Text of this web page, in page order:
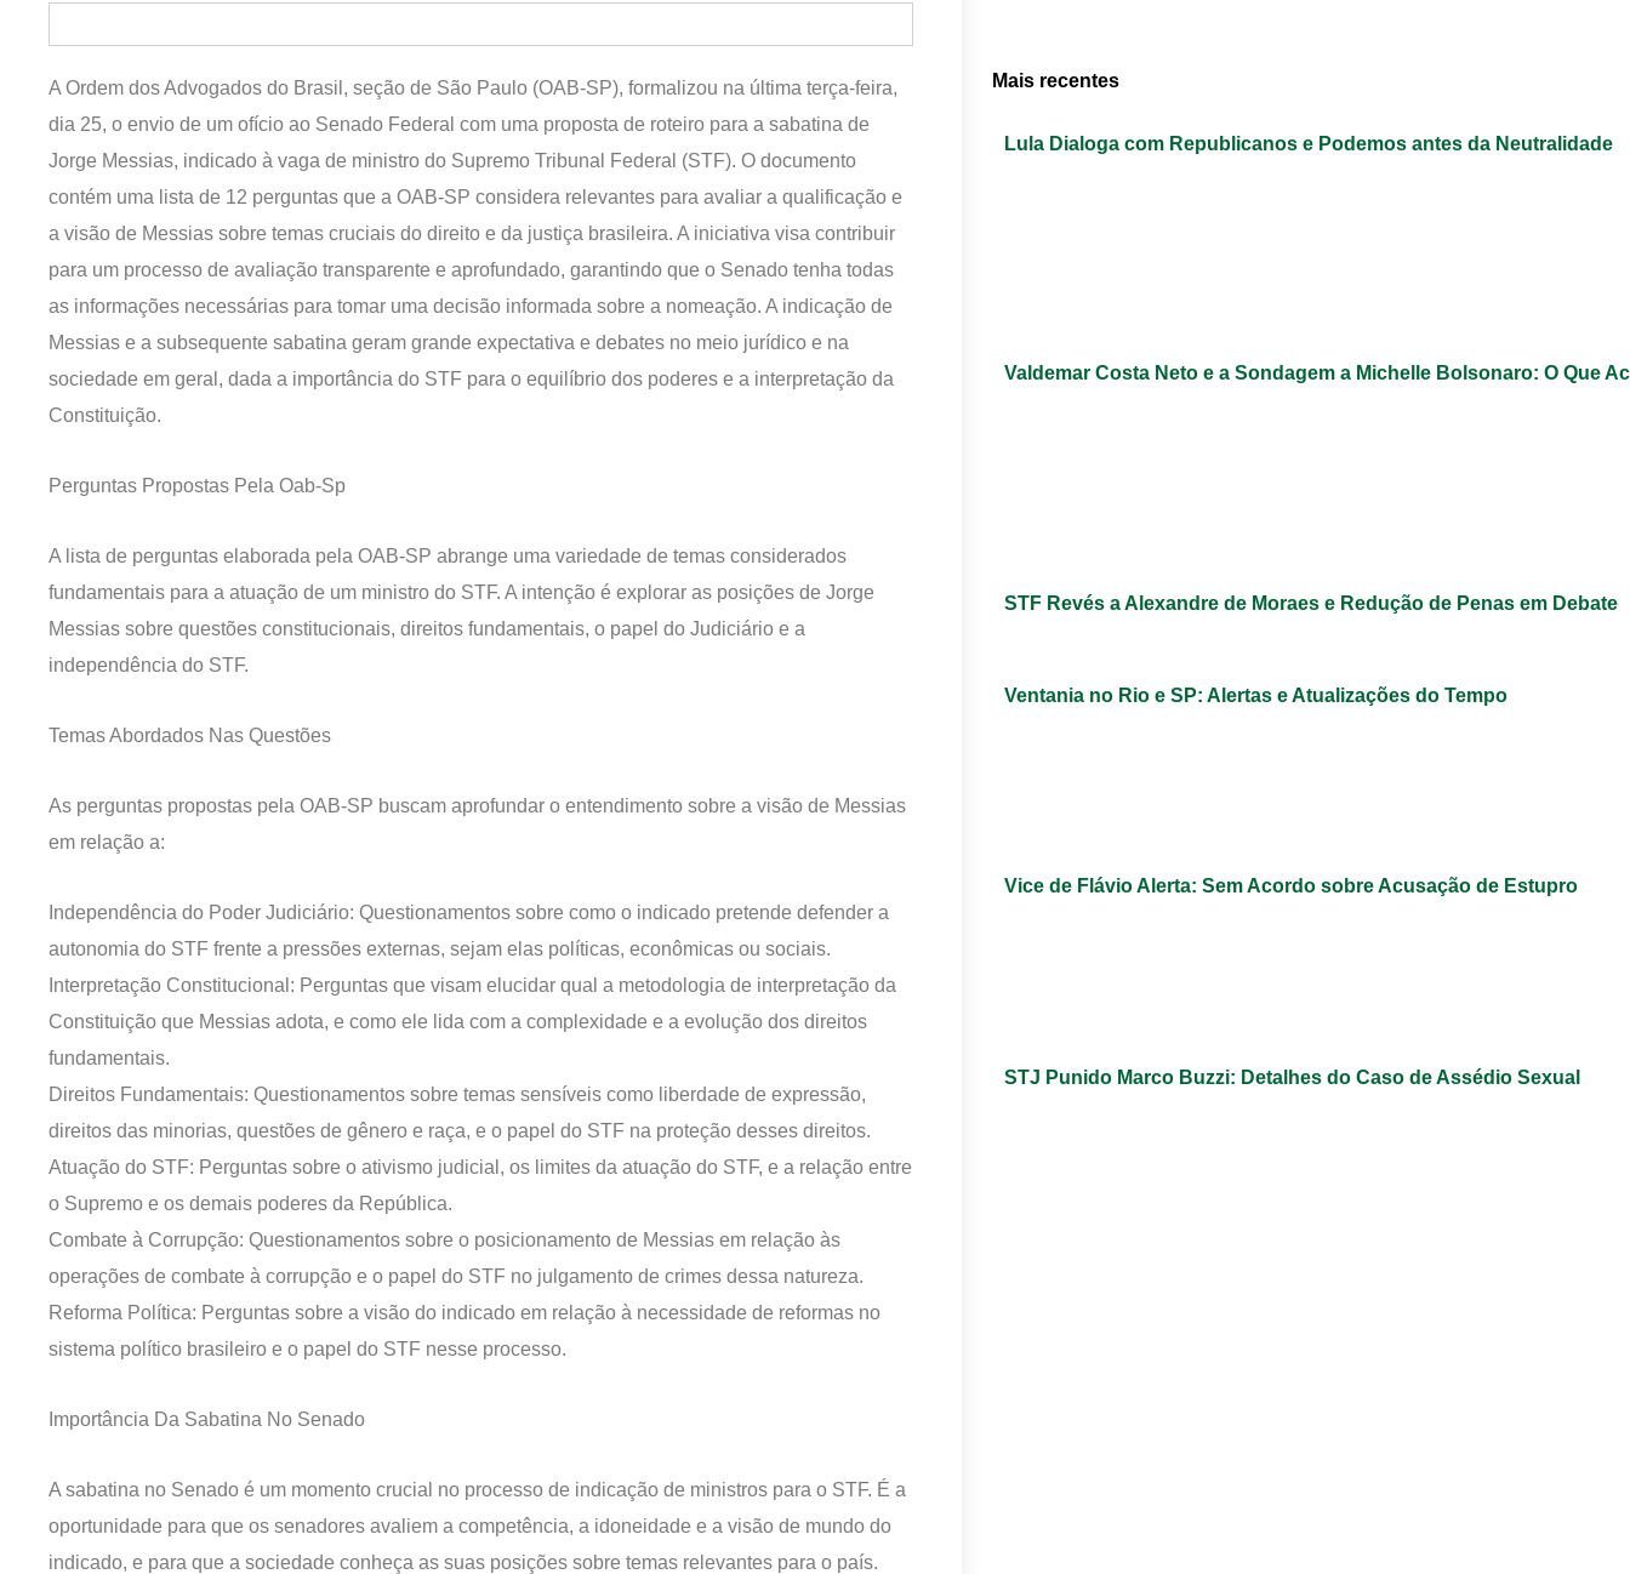
A Ordem dos Advogados do Brasil, seção de São Paulo (OAB-SP), formalizou na última terça-feira,
dia 25, o envio de um ofício ao Senado Federal com uma proposta de roteiro para a sabatina de
Jorge Messias, indicado à vaga de ministro do Supremo Tribunal Federal (STF). O documento
contém uma lista de 12 perguntas que a OAB-SP considera relevantes para avaliar a qualificação e
a visão de Messias sobre temas cruciais do direito e da justiça brasileira. A iniciativa visa contribuir
para um processo de avaliação transparente e aprofundado, garantindo que o Senado tenha todas
as informações necessárias para tomar uma decisão informada sobre a nomeação. A indicação de
Messias e a subsequente sabatina geram grande expectativa e debates no meio jurídico e na
sociedade em geral, dada a importância do STF para o equilíbrio dos poderes e a interpretação da
Constituição.
Perguntas Propostas Pela Oab-Sp
A lista de perguntas elaborada pela OAB-SP abrange uma variedade de temas considerados
fundamentais para a atuação de um ministro do STF. A intenção é explorar as posições de Jorge
Messias sobre questões constitucionais, direitos fundamentais, o papel do Judiciário e a
independência do STF.
Temas Abordados Nas Questões
As perguntas propostas pela OAB-SP buscam aprofundar o entendimento sobre a visão de Messias
em relação a:
Independência do Poder Judiciário: Questionamentos sobre como o indicado pretende defender a
autonomia do STF frente a pressões externas, sejam elas políticas, econômicas ou sociais.
Interpretação Constitucional: Perguntas que visam elucidar qual a metodologia de interpretação da
Constituição que Messias adota, e como ele lida com a complexidade e a evolução dos direitos
fundamentais.
Direitos Fundamentais: Questionamentos sobre temas sensíveis como liberdade de expressão,
direitos das minorias, questões de gênero e raça, e o papel do STF na proteção desses direitos.
Atuação do STF: Perguntas sobre o ativismo judicial, os limites da atuação do STF, e a relação entre
o Supremo e os demais poderes da República.
Combate à Corrupção: Questionamentos sobre o posicionamento de Messias em relação às
operações de combate à corrupção e o papel do STF no julgamento de crimes dessa natureza.
Reforma Política: Perguntas sobre a visão do indicado em relação à necessidade de reformas no
sistema político brasileiro e o papel do STF nesse processo.
Importância Da Sabatina No Senado
A sabatina no Senado é um momento crucial no processo de indicação de ministros para o STF. É a
oportunidade para que os senadores avaliem a competência, a idoneidade e a visão de mundo do
indicado, e para que a sociedade conheça as suas posições sobre temas relevantes para o país.
Mais recentes
Lula Dialoga com Republicanos e Podemos antes da Neutralidade
Valdemar Costa Neto e a Sondagem a Michelle Bolsonaro: O Que
STF Revés a Alexandre de Moraes e Redução de Penas em Debate
Ventania no Rio e SP: Alertas e Atualizações do Tempo
Vice de Flávio Alerta: Sem Acordo sobre Acusação de Estupro
STJ Punido Marco Buzzi: Detalhes do Caso de Assédio Sexual